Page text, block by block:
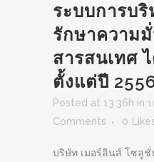
ระบบการบ
รักษาความ
สารสนเทศ
ตั้งแต่ปี
Posted at 13:36h in
Comments
0
บริษัท เมอร์ลินส์ โซลู